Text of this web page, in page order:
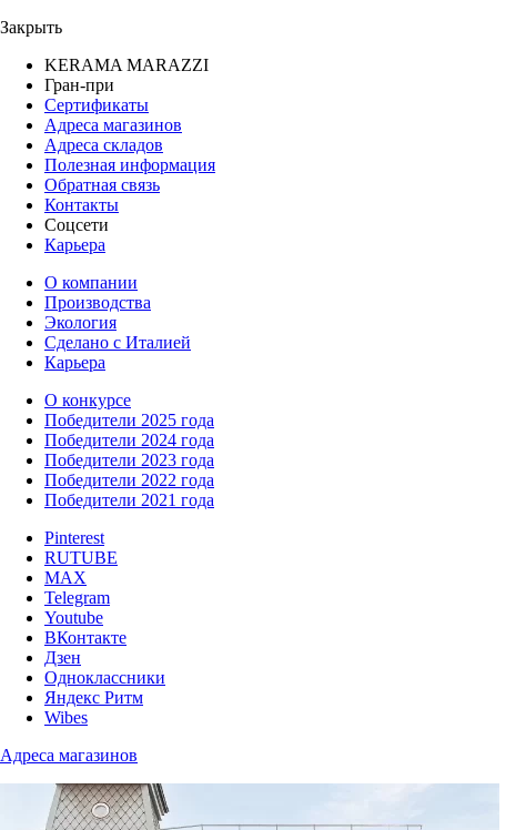
Закрыть
KERAMA MARAZZI
Гран-при
Сертификаты
Адреса магазинов
Адреса складов
Полезная информация
Обратная связь
Контакты
Соцсети
Карьера
О компании
Производства
Экология
Сделано с Италией
Карьера
О конкурсе
Победители 2025 года
Победители 2024 года
Победители 2023 года
Победители 2022 года
Победители 2021 года
Pinterest
RUTUBE
MAX
Telegram
Youtube
ВКонтакте
Дзен
Одноклассники
Яндекс Ритм
Wibes
Адреса магазинов